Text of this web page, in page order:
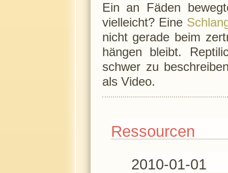
Ein an Fäden
vielleicht? Eine
nicht gerade beim
hängen bleibt.
schwer zu
als Video.
Ressourcen
2010-01-01